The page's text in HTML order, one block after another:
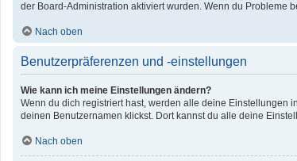
der Board-Administration aktiviert wurden. Wenn du Probleme
Nach oben
Benutzerpräferenzen und -einstellungen
Wie kann ich meine Einstellungen ändern?
Wenn du dich registriert hast, werden alle deine Einstellungen
deinen Benutzernamen klickst. Dort kannst du alle deine
Nach oben